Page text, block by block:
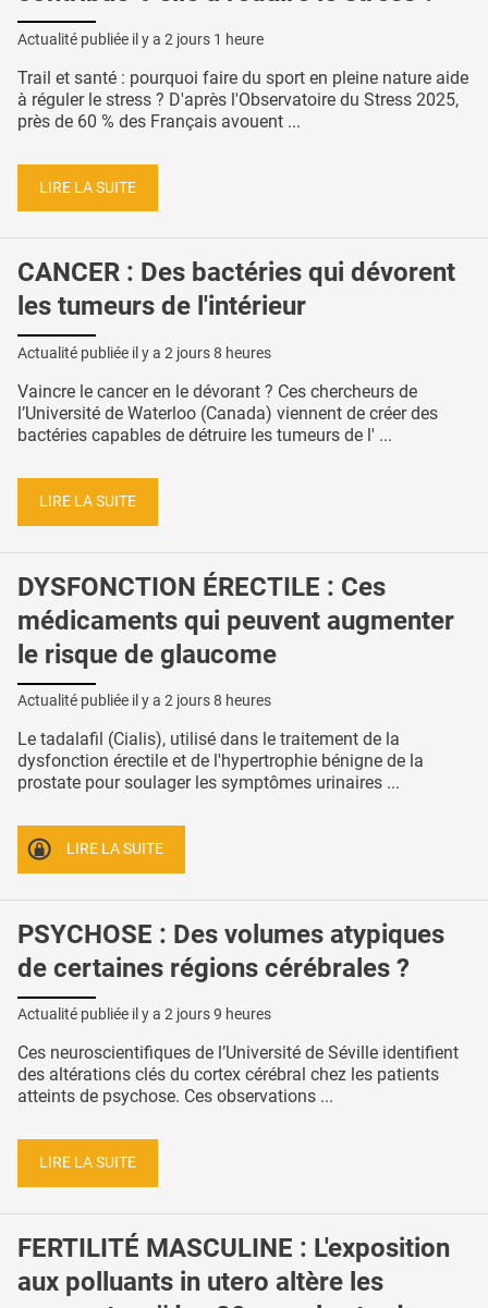
Actualité publiée il y a 2 jours 1 heure
Trail et santé : pourquoi faire du sport en pleine nature aide
à réguler le stress ? D'après l'Observatoire du Stress 2025,
près de 60 % des Français avouent ...
LIRE LA SUITE
CANCER : Des bactéries qui dévorent
les tumeurs de l'intérieur
Actualité publiée il y a 2 jours 8 heures
Vaincre le cancer en le dévorant ? Ces chercheurs de
l’Université de Waterloo (Canada) viennent de créer des
bactéries capables de détruire les tumeurs de l' ...
LIRE LA SUITE
DYSFONCTION ÉRECTILE : Ces
médicaments qui peuvent augmenter
le risque de glaucome
Actualité publiée il y a 2 jours 8 heures
Le tadalafil (Cialis), utilisé dans le traitement de la
dysfonction érectile et de l'hypertrophie bénigne de la
prostate pour soulager les symptômes urinaires ...
LIRE LA SUITE
PSYCHOSE : Des volumes atypiques
de certaines régions cérébrales ?
Actualité publiée il y a 2 jours 9 heures
Ces neuroscientifiques de l’Université de Séville identifient
des altérations clés du cortex cérébral chez les patients
atteints de psychose. Ces observations ...
LIRE LA SUITE
FERTILITÉ MASCULINE : L'exposition
aux polluants in utero altère les